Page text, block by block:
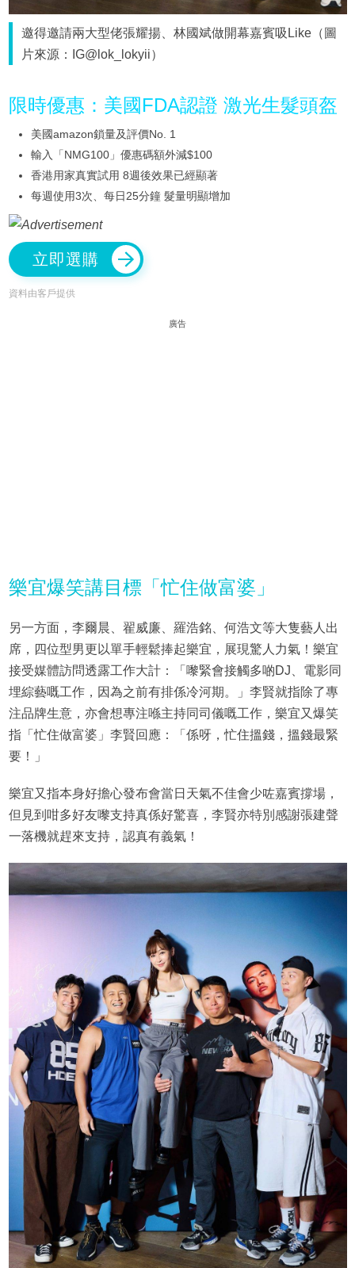
邀得邀請兩大型佬張耀揚、林國斌做開幕嘉賓吸Like（圖
片來源：IG@lok_lokyii）
限時優惠：美國FDA認證 激光生髮頭盔
美國amazon鎖量及評價No. 1
輸入「NMG100」優惠碼額外減$100
香港用家真實試用 8週後效果已經顯著
每週使用3次、每日25分鐘 髮量明顯增加
立即選購
資料由客戶提供
廣告
樂宜爆笑講目標「忙住做富婆」
另一方面，李爾晨、翟威廉、羅浩銘、何浩文等大隻藝人出
席，四位型男更以單手輕鬆捧起樂宜，展現驚人力氣！樂宜
接受媒體訪問透露工作大計：「嚟緊會接觸多啲DJ、電影同
埋綜藝嘅工作，因為之前有排係冷河期。」李賢就指除了專
注品牌生意，亦會想專注喺主持同司儀嘅工作，樂宜又爆笑
指「忙住做富婆」李賢回應：「係呀，忙住搵錢，搵錢最緊
要！」
樂宜又指本身好擔心發布會當日天氣不佳會少咗嘉賓撐場，
但見到咁多好友嚟支持真係好驚喜，李賢亦特別感謝張建聲
一落機就趕來支持，認真有義氣！